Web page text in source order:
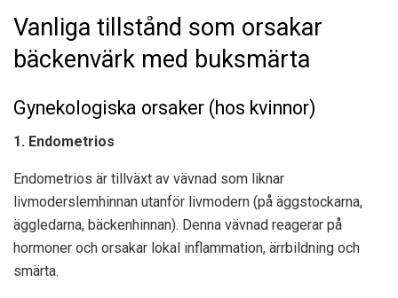
Vanliga tillstånd som orsakar
bäckenvärk med buksmärta
Gynekologiska orsaker (hos kvinnor)
1. Endometrios
Endometrios är tillväxt av vävnad som liknar
livmoderslemhinnan utanför livmodern (på äggstockarna,
äggledarna, bäckenhinnan). Denna vävnad reagerar på
hormoner och orsakar lokal inflammation, ärrbildning och
smärta.